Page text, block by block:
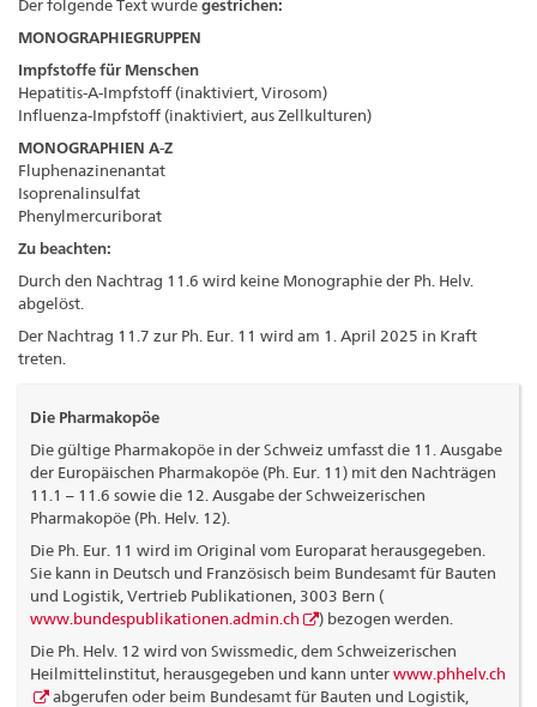
Der folgende Text wurdegestrichen:
MONOGRAPHIEGRUPPEN
Impfstoffe für Menschen
Hepatitis-A-Impfstoff (inaktiviert, Virosom)
Influenza-Impfstoff (inaktiviert, aus Zellkulturen)
MONOGRAPHIEN A-Z
Fluphenazinenantat
Isoprenalinsulfat
Phenylmercuriborat
Zu beachten:
Durch den Nachtrag 11.6 wird keine Monographie der Ph. Helv.
abgelöst.
Der Nachtrag 11.7 zur Ph. Eur. 11 wird am 1. April 2025 in Kraft
treten.
Die Pharmakopöe
Die gültige Pharmakopöe in der Schweiz umfasst die 11. Ausgabe
der Europäischen Pharmakopöe (Ph. Eur. 11) mit den Nachträgen
11.1 – 11.6 sowie die 12. Ausgabe der Schweizerischen
Pharmakopöe (Ph. Helv. 12).
Die Ph. Eur. 11 wird im Original vom Europarat herausgegeben.
Sie kann in Deutsch und Französisch beim Bundesamt für Bauten
und Logistik, Vertrieb Publikationen, 3003 Bern (
www.bundespublikationen.admin.ch
) bezogen werden.
Die Ph. Helv. 12 wird von Swissmedic, dem Schweizerischen
Heilmittelinstitut, herausgegeben und kann unterwww.phhelv.ch
abgerufen oder beim Bundesamt für Bauten und Logistik,